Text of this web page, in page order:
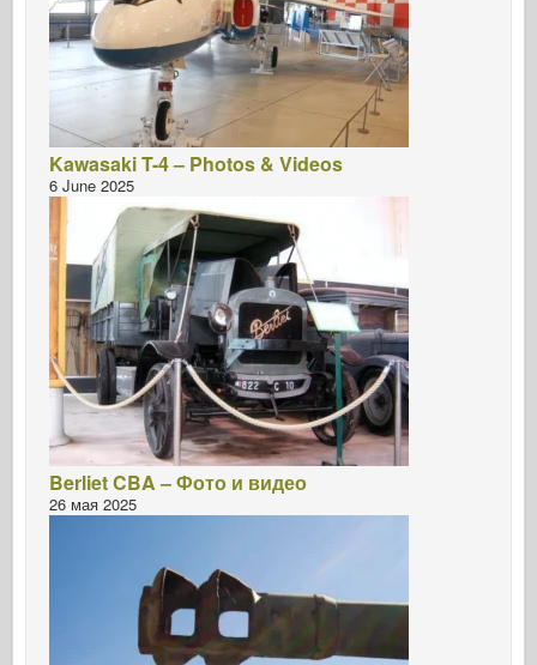
Kawasaki T-4 – Photos & Videos
6 June 2025
Berliet CBA – Фото и видео
26 мая 2025